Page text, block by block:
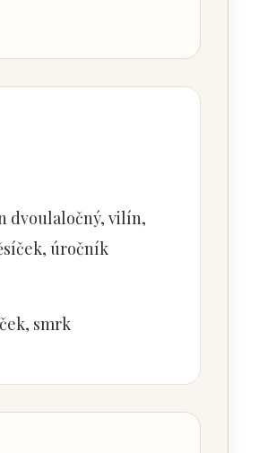
dvoulaločný, vilín,
úročník
smrk